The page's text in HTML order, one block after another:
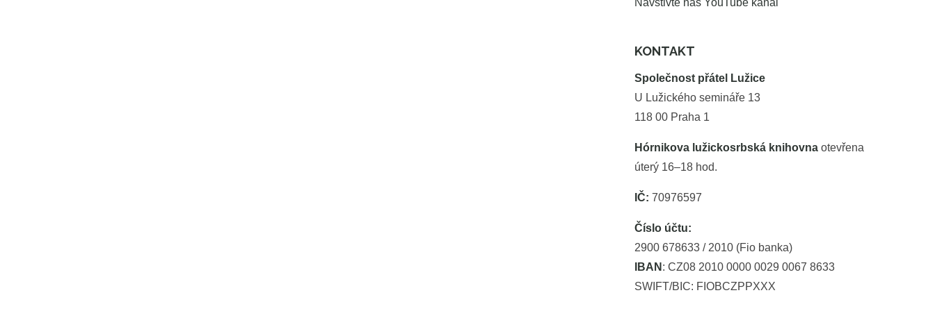
Navštivte náš YouTube kanál
KONTAKT
Společnost přátel Lužice
U Lužického semináře 13
118 00 Praha 1
Hórnikova lužickosrbská knihovna otevřena
úterý 16–18 hod.
IČ: 70976597
Číslo účtu:
2900 678633 / 2010 (Fio banka)
IBAN : CZ08 2010 0000 0029 0067 8633
SWIFT/BIC: FIOBCZPPXXX